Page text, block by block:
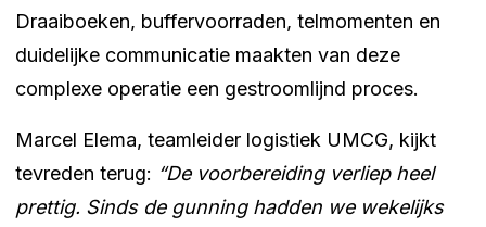
Draaiboeken, buffervoorraden, telmomenten en
duidelijke communicatie maakten van deze
complexe operatie een gestroomlijnd proces.
Marcel Elema, teamleider logistiek UMCG, kijkt
tevreden terug: “De voorbereiding verliep heel
prettig. Sinds de gunning hadden we wekelijks